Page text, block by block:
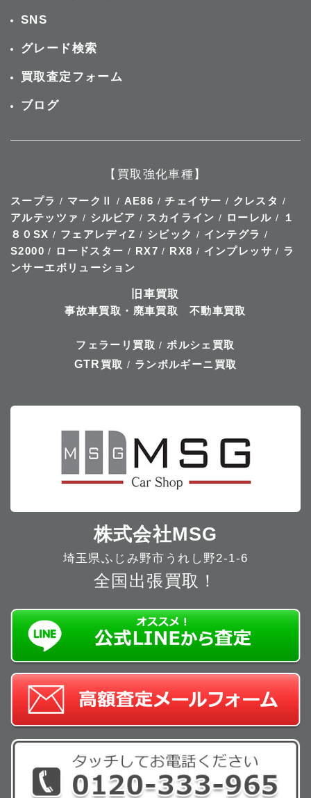
SNS
グレード検索
買取査定フォーム
ブログ
【買取強化車種】
スープラ / マークⅡ / AE86 /チェイサー / クレスタ /
アルテッツァ / シルビア / スカイライン / ローレル /
１
８０SX / フェアレディZ / シビック / インテグラ /
S2000 / ロードスター / RX7 / RX8 / インプレッサ / ラ
ンサーエボリューション
旧車買取
事故車買取・廃車買取
不動車買取
フェラーリ買取 / ポルシェ買取
GTR 買取 / ランボルギーニ買取
株式会社MSG
埼玉県ふじみ野市うれし野2-1-6
全国出張買取！